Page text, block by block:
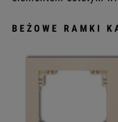
BEŻOWE RAMKI